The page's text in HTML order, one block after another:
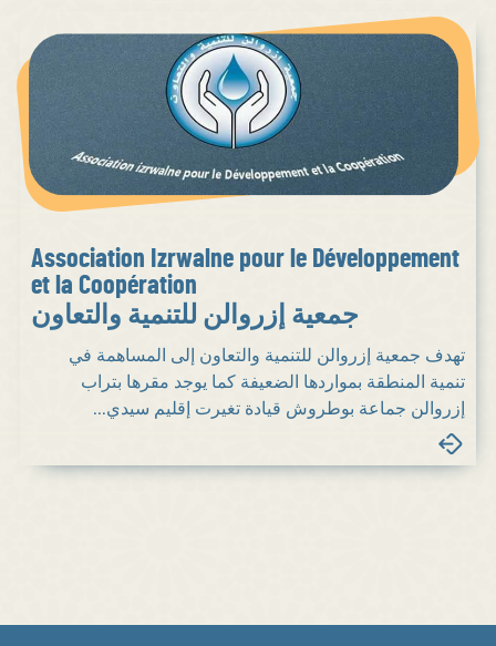
Association Izrwalne pour le Développement
et la Coopération
جمعية إزروالن للتنمية والتعاون
تهدف جمعية إزروالن للتنمية والتعاون إلى المساهمة في
تنمية المنطقة بمواردها الضعيفة كما يوجد مقرها بتراب
إزروالن جماعة بوطروش قيادة تغيرت إقليم سيدي...